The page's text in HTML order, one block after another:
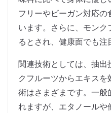
フリーやビーガン対応
います。さらに、モン
るとされ、健康面でも注
関連技術としては、抽
クフルーツからエキス
術はさまざまです。一般
れますが、エタノールや